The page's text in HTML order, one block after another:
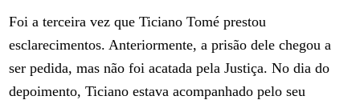
Foi a terceira vez que Ticiano Tomé prestou
esclarecimentos. Anteriormente, a prisão dele chegou a
ser pedida, mas não foi acatada pela Justiça. No dia do
depoimento, Ticiano estava acompanhado pelo seu